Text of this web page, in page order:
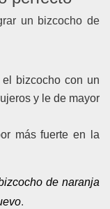
un bizcocho de
bizcocho con un
y le de mayor
más fuerte en la
de naranja
.